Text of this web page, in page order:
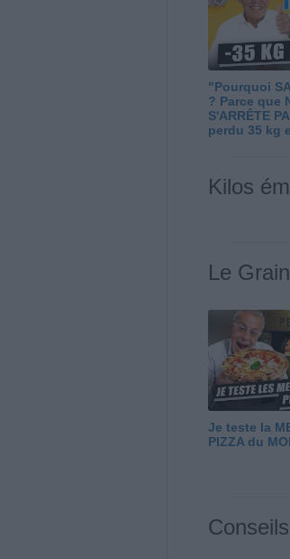
"Pourquoi
? Parce que
S'ARRÊTE
perdu 35 kg
Kilos
Le
Je teste la
PIZZA du